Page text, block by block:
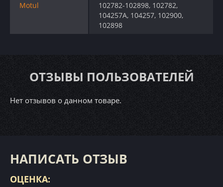
Motul
102782-102898, 102782,
104257A, 104257, 102900,
102898
ОТЗЫВЫ ПОЛЬЗОВАТЕЛЕЙ
Нет отзывов о данном товаре.
НАПИСАТЬ ОТЗЫВ
ОЦЕНКА: